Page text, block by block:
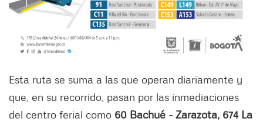
Esta ruta se suma a las que operan diariamente y
que, en su recorrido, pasan por las inmediaciones
del centro ferial como 60 Bachué - Zarazota, 674 La